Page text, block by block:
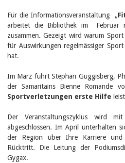
Kantonale
Rezensionen
Schweizer Literatur
Alle Tags
Julie Greub
Birgit Libiszewski
Ursula Strahm
Javier Lopez
Céline Graf
Felicitas Isler
Andrea Grichting
Therese von Weissenfluh
Für die Informationsveranstaltung „
arbeitet die Bibliothek im Februar
zusammen. Gezeigt wird warum
für Auswirkungen regelmässiger
hat.
Im März führt Stephan Guggisberg,
der Samaritains Bienne Romande
Sportverletzungen erste Hilfe
Der Veranstaltungszyklus wird
abgeschlossen. Im April unterhalten
der Region über Ihre Karriere
Rücktritt. Die Leitung der
Gygax.